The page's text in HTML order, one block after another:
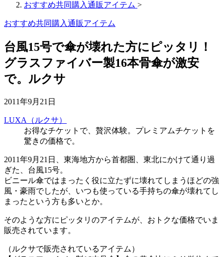
おすすめ共同購入通販アイテム >
おすすめ共同購入通販アイテム
台風15号で傘が壊れた方にピッタリ！
グラスファイバー製16本骨傘が激安
で。ルクサ
2011年9月21日
LUXA（ルクサ）
お得なチケットで、贅沢体験。プレミアムチケットを
驚きの価格で。
2011年9月21日、東海地方から首都圏、東北にかけて通り過
ぎた、台風15号。
ビニール傘ではまったく役に立たずに壊れてしまうほどの強
風・豪雨でしたが、いつも使っている手持ちの傘が壊れてし
まったという方も多いとか。
そのような方にピッタリのアイテムが、おトクな価格でいま
販売されています。
（ルクサで販売されているアイテム）